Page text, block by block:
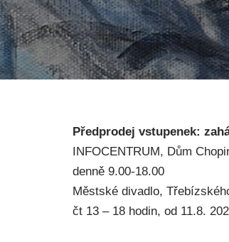
Předprodej vstupenek:
INFOCENTRUM, Dům
denně 9.00-18.00
Městské divadlo,
čt 13 – 18 hodin, od 11.8.